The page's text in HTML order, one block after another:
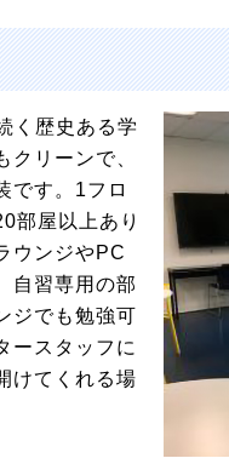
く歴史ある学
クリーンで、
です。1フロ
部屋以上あり
ウンジやPC
自習専用の部
ジでも勉強可
ースタッフに
けてくれる場